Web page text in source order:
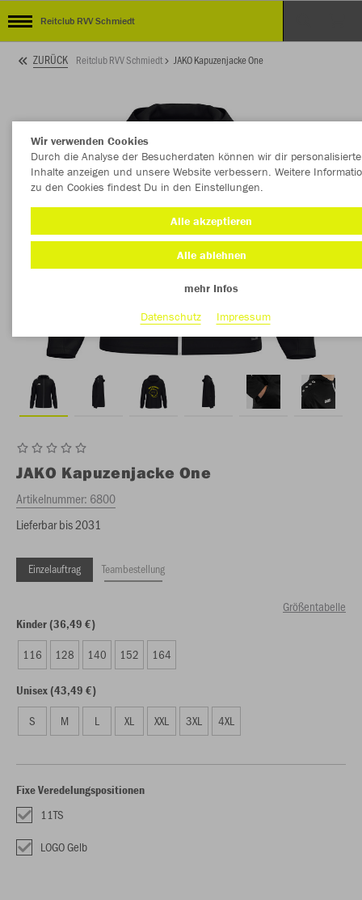
Reitclub RVV Schmiedt
ZURÜCK Reitclub RVV Schmiedt JAKO Kapuzenjacke One
JAKO Kapuzenjacke One
Artikelnummer: 6800
Lieferbar bis 2031
Einzelauftrag Teambestellung
Größentabelle
Kinder (36,49 €)
116 128 140 152 164
Unisex (43,49 €)
S M L XL XXL 3XL 4XL
Fixe Veredelungspositionen
11TS
LOGO Gelb
Wir verwenden Cookies
Durch die Analyse der Besucherdaten können wir dir personalisierte
Inhalte anzeigen und unsere Website verbessern. Weitere
zu den Cookies findest Du in den Einstellungen.
Alle akzeptieren
Alle ablehnen
mehr Infos
Datenschutz
Impressum